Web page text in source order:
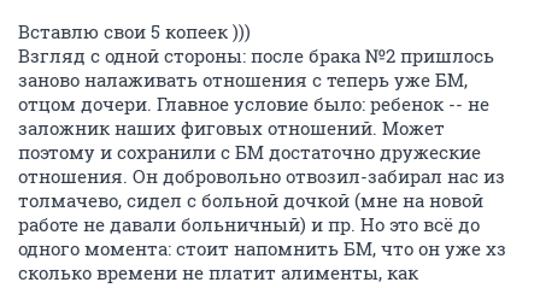
Вставлю свои 5 копеек )))
Взгляд с одной стороны: после брака №2 пришлось
заново налаживать отношения с теперь уже БМ,
отцом дочери. Главное условие было: ребенок -- не
заложник наших фиговых отношений. Может
поэтому и сохранили с БМ достаточно дружеские
отношения. Он добровольно отвозил-забирал нас из
толмачево, сидел с больной дочкой (мне на новой
работе не давали больничный) и пр. Но это всё до
одного момента: стоит напомнить БМ, что он уже хз
сколько времени не платит алименты, как